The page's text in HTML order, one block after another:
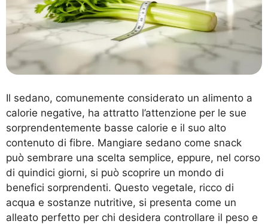
Il sedano, comunemente considerato un alimento a
calorie negative, ha attratto l’attenzione per le sue
sorprendentemente basse calorie e il suo alto
contenuto di fibre. Mangiare sedano come snack
può sembrare una scelta semplice, eppure, nel corso
di quindici giorni, si può scoprire un mondo di
benefici sorprendenti. Questo vegetale, ricco di
acqua e sostanze nutritive, si presenta come un
alleato perfetto per chi desidera controllare il peso e